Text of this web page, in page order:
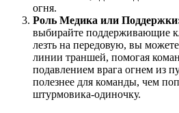
огня.
Роль Медика или
выбирайте поддерживающие
лезть на передовую, вы
линии траншей, помогая
подавлением врага огнем из
полезнее для команды, чем
штурмовика-одиночку.